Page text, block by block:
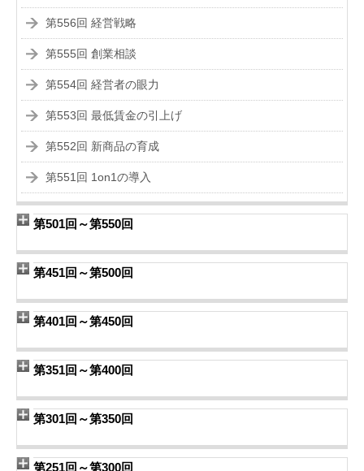
第556回 経営戦略
第555回 創業相談
第554回 経営者の眼力
第553回 最低賃金の引上げ
第552回 新商品の育成
第551回 1on1の導入
第501回～第550回
第451回～第500回
第401回～第450回
第351回～第400回
第301回～第350回
第251回～第300回